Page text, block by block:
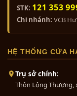
STK: 121 353
Chi nhánh: VCB
HỆ THỐNG CỬA
Trụ sở chính:
Thôn Lộng Thượng,